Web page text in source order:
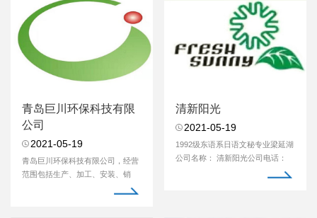
青岛巨川环保科技有限
公司
2021-05-19
青岛巨川环保科技有限公司，经营
范围包括生产、加工、安装、销
清新阳光
2021-05-19
​1992级东语系日语文秘专业梁延湖
公司名称： 清新阳光公司电话：